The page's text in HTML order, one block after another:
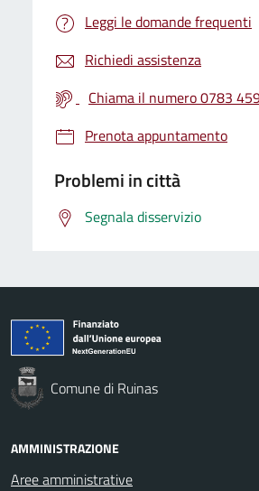
Leggi le domande frequenti
Richiedi assistenza
Chiama il numero 0783
Prenota appuntamento
Problemi in città
Segnala disservizio
Comune di Ruinas
AMMINISTRAZIONE
Aree amministrative